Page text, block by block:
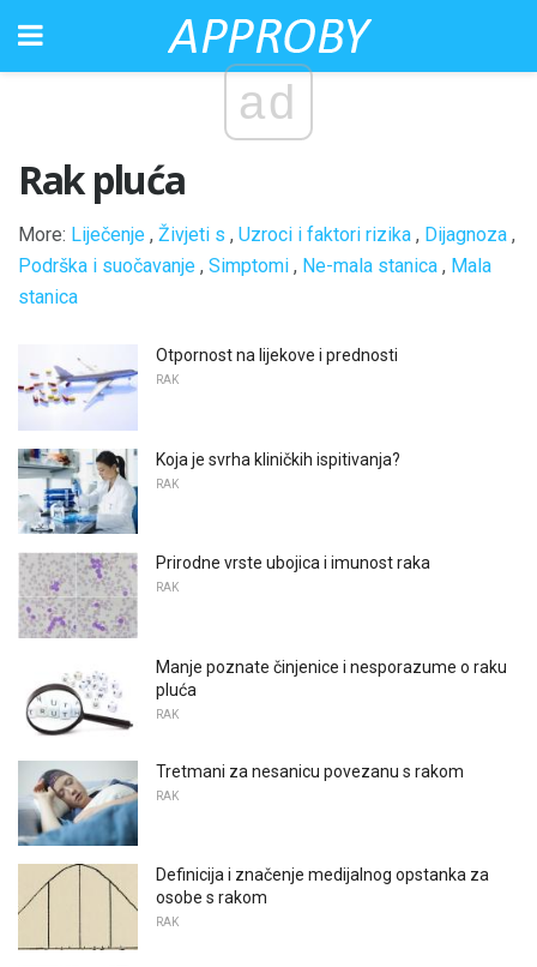
ad
Rak pluća
More: Liječenje , Živjeti s , Uzroci i faktori rizika , Dijagnoza ,
Podrška i suočavanje , Simptomi , Ne-mala stanica , Mala
stanica
Otpornost na lijekove i prednosti
RAK
Koja je svrha kliničkih ispitivanja?
RAK
Prirodne vrste ubojica i imunost raka
RAK
Manje poznate činjenice i nesporazume o raku
pluća
RAK
Tretmani za nesanicu povezanu s rakom
RAK
Definicija i značenje medijalnog opstanka za
osobe s rakom
RAK